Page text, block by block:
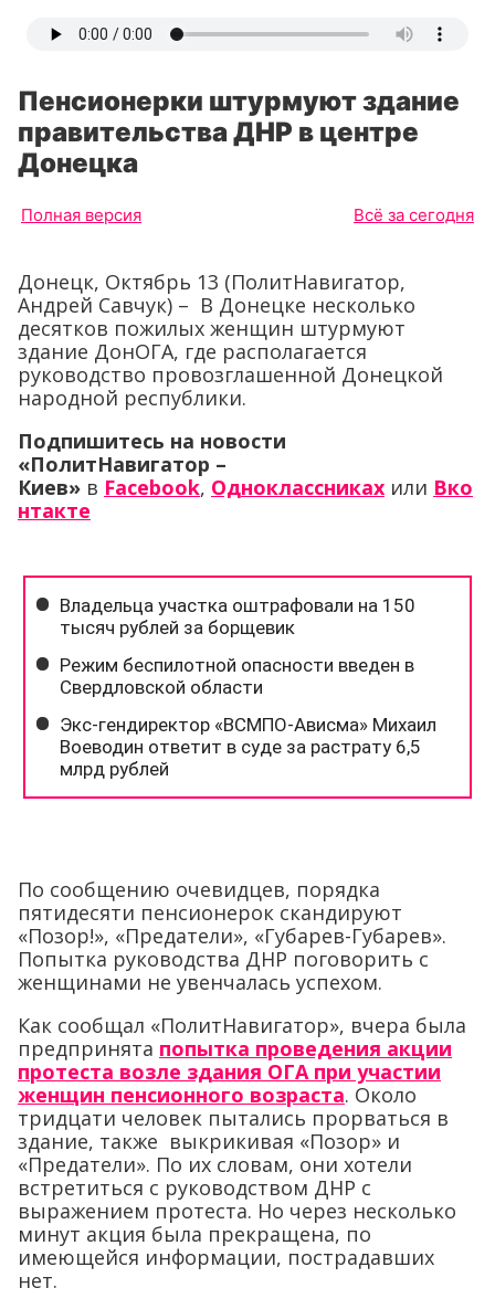
Пенсионерки штурмуют здание
правительства ДНР в центре
Донецка
Полная версия Всё за сегодня
Донецк, Октябрь 13 (ПолитНавигатор,
Андрей Савчук) – В Донецке несколько
десятков пожилых женщин штурмуют
здание ДонОГА, где располагается
руководство провозглашенной Донецкой
народной республики.
Подпишитесь на новости
«ПолитНавигатор –
Киев» в Facebook, Одноклассниках или Вко
нтакте
По сообщению очевидцев, порядка
пятидесяти пенсионерок скандируют
«Позор!», «Предатели», «Губарев-Губарев».
Попытка руководства ДНР поговорить с
женщинами не увенчалась успехом.
Как сообщал «ПолитНавигатор», вчера была
предпринята попытка проведения акции
протеста возле здания ОГА при участии
женщин пенсионного возраста. Около
тридцати человек пытались прорваться в
здание, также выкрикивая «Позор» и
«Предатели». По их словам, они хотели
встретиться с руководством ДНР с
выражением протеста. Но через несколько
минут акция была прекращена, по
имеющейся информации, пострадавших
нет.